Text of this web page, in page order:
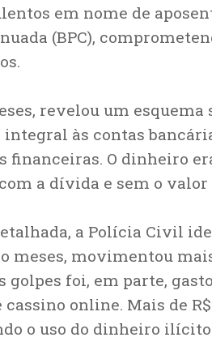
em nome de
(BPC),
revelou um
às contas
O dinheiro
a dívida e sem o valor
a Polícia Civil
meses, movimentou
foi, em parte,
online. Mais de
o uso do dinheiro